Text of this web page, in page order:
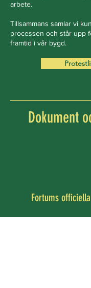
arbete.
Tillsammans samlar vi
processen och står upp
framtid i vår bygd.
Dokument
Fortums